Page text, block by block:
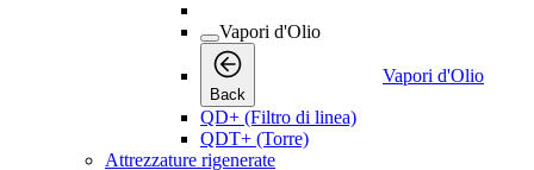
Vapori d'Olio
Back
Vapori d'Olio
QD+ (Filtro di linea)
QDT+ (Torre)
Attrezzature rigenerate